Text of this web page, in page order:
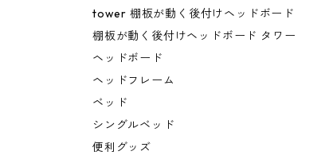
tower 棚板が動く後付けヘッドボード
棚板が動く後付けヘッドボード タワー
ヘッドボード
ヘッドフレーム
ベッド
シングルベッド
便利グッズ